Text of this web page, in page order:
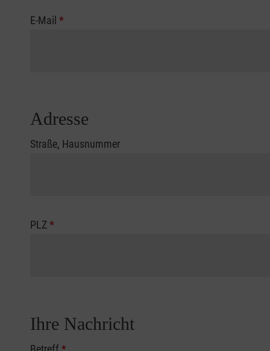
E-Mail *
Adresse
Straße, Hausnummer
PLZ*
Ihre Nachricht